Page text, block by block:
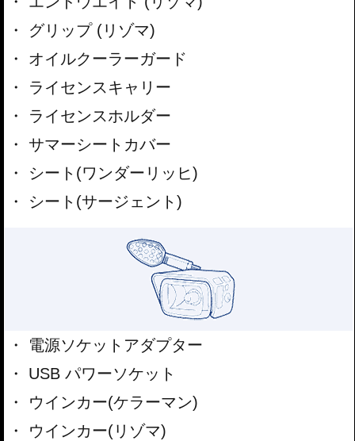
グリップ (リゾマ)
オイルクーラーガード
ライセンスキャリー
ライセンスホルダー
サマーシートカバー
シート(ワンダーリッヒ)
シート(サージェント)
電源ソケットアダプター
USB パワーソケット
ウインカー(ケラーマン)
ウインカー(リゾマ)